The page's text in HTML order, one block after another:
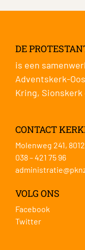
DE
is een
Adventskerk-
Kring, Sionskerk
CONTACT
Molenweg 241,
038 – 421 75 96
VOLG ONS
Facebook
Twitter